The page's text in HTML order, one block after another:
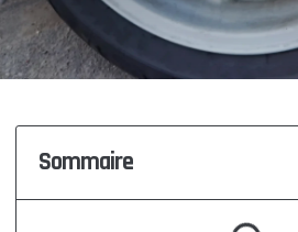
Sommaire